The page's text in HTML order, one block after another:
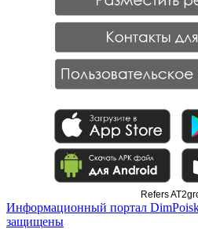
Refers
Информационный портал
защищены